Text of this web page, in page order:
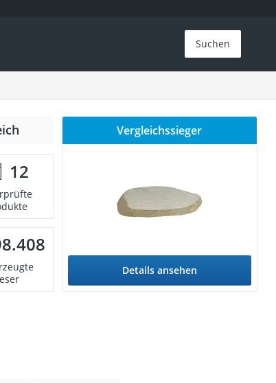
Suchen
12
Vergleichssieger
Details ansehen